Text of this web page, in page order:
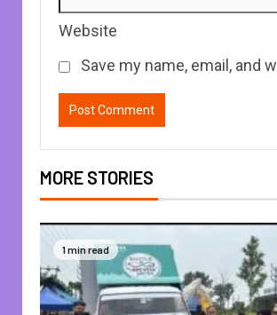
Website
Save my name, email, and
MORE STORIES
1 min read